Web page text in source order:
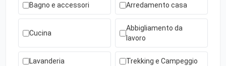
Bagno e accessori Arredamento casa
Cucina
Abbigliamento da
lavoro
Lavanderia Trekking e Campeggio